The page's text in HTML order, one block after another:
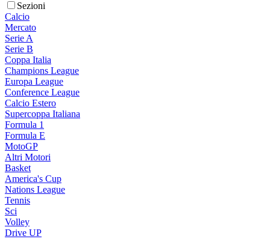
Sezioni
Calcio
Mercato
Serie A
Serie B
Coppa Italia
Champions League
Europa League
Conference League
Calcio Estero
Supercoppa Italiana
Formula 1
Formula E
MotoGP
Altri Motori
Basket
America's Cup
Nations League
Tennis
Sci
Volley
Drive UP